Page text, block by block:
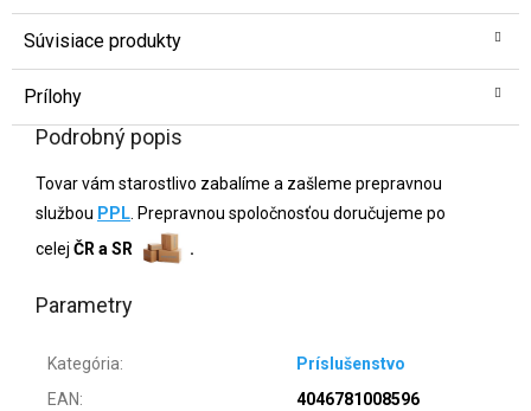
Súvisiace produkty
Prílohy
Podrobný popis
Tovar vám starostlivo zabalíme a zašleme prepravnou
službou PPL . Prepravnou spoločnosťou doručujeme po
celej ČR a SR .
Parametry
Kategória:
Príslušenstvo
EAN:
4046781008596